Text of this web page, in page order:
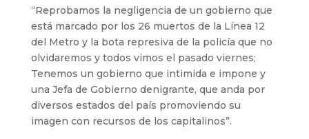
“Reprobamos la negligencia de un gobierno que
está marcado por los 26 muertos de la Línea 12
del Metro y la bota represiva de la policía que no
olvidaremos y todos vimos el pasado viernes;
Tenemos un gobierno que intimida e impone y
una Jefa de Gobierno denigrante, que anda por
diversos estados del país promoviendo su
imagen con recursos de los capitalinos”.